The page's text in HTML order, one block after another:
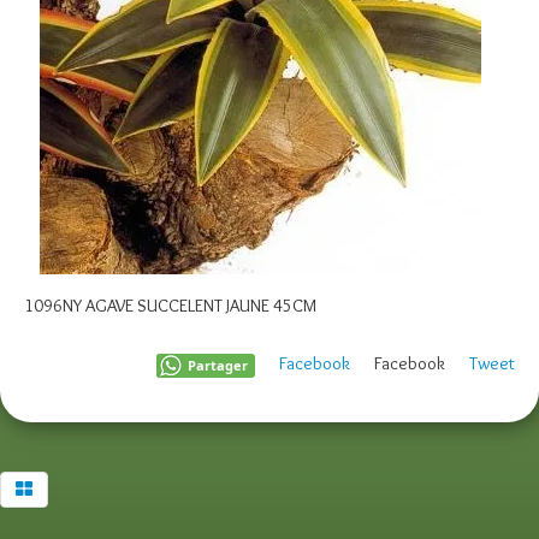
1096NY AGAVE SUCCELENT JAUNE 45CM
Tweet
Facebook
Facebook
Partager